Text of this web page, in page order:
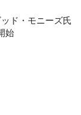
ッド・モニーズ氏
始